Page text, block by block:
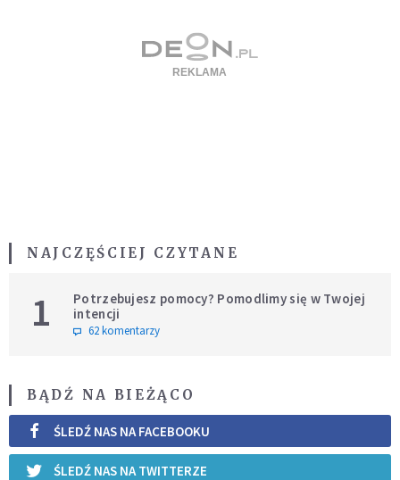
NAJCZĘŚCIEJ CZYTANE
1
Potrzebujesz pomocy? Pomodlimy się w Twojej
intencji
62 komentarzy
BĄDŹ NA BIEŻĄCO
ŚLEDŹ NAS NA FACEBOOKU
ŚLEDŹ NAS NA TWITTERZE